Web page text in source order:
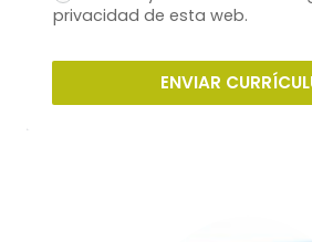
privacidad de esta web.
ENVIAR